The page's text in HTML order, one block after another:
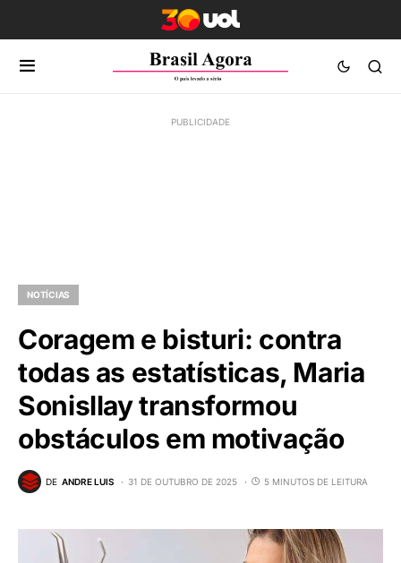
NOTÍCIAS
Coragem e bisturi: contra
todas as estatísticas, Maria
Sonisllay transformou
obstáculos em motivação
DE ANDRE LUIS 31 DE OUTUBRO DE 2025 5 MINUTOS DE LEITURA